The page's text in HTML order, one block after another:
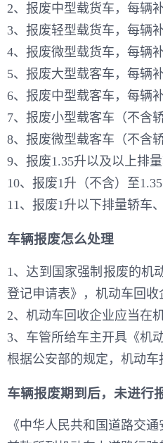
2、报废中型载货车，每辆
3、报废轻型载货车，每辆
4、报废微型载货车，每辆
5、报废大型载客车，每辆
6、报废中型载客车，每辆
7、报废小型载客车（不含
8、报废微型载客车（不含
9、报废1.35升以及以上排
10、报废1升（不含）至
11、报废1升以下排量轿车
车辆报废怎么处理
1、达到国家强制报废的机
登记申请表》，机动车回收
2、机动车回收企业应当在
3、车管所给车主开具《机
根据公安部的规定，机动
车辆报废期到后，未进行
《中华人民共和国道路交